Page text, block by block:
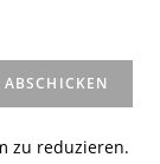
zu reduzieren.